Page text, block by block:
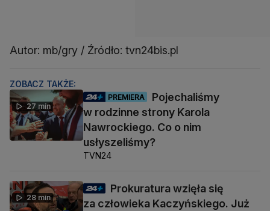
Autor: mb/gry / Źródło: tvn24bis.pl
ZOBACZ TAKŻE:
27 min
PREMIERA
Pojechaliśmy
w rodzinne strony Karola
Nawrockiego. Co o nim
usłyszeliśmy?
TVN24
28 min
Prokuratura wzięła się
za człowieka Kaczyńskiego. Już